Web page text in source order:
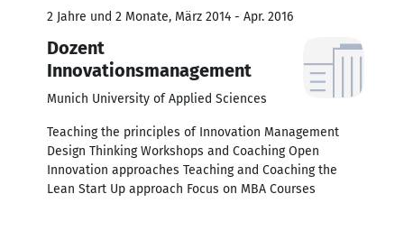
2 Jahre und 2 Monate, März 2014 - Apr. 2016
Dozent
Innovationsmanagement
Munich University of Applied Sciences
Teaching the principles of Innovation Management
Design Thinking Workshops and Coaching Open
Innovation approaches Teaching and Coaching the
Lean Start Up approach Focus on MBA Courses